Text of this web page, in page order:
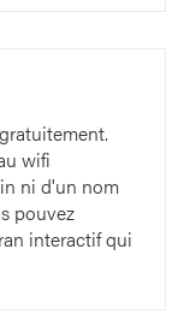
wifi
ni d'un nom
pouvez
interactif qui